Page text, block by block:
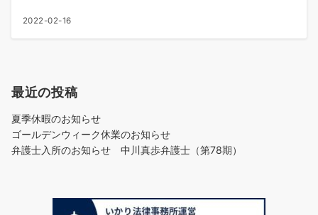
2022-02-16
最近の投稿
夏季休暇のお知らせ
ゴールデンウィーク休業のお知らせ
弁護士入所のお知らせ 中川真歩弁護士（第78期）